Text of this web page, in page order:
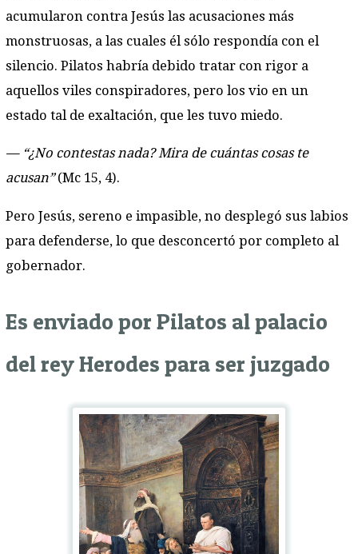
acumularon contra Jesús las acusaciones más
monstruosas, a las cuales él sólo respondía con el
silencio. Pilatos habría debido tratar con rigor a
aquellos viles conspiradores, pero los vio en un
estado tal de exaltación, que les tuvo miedo.
— “¿No contestas nada? Mira de cuántas cosas te
acusan”(Mc 15, 4).
Pero Jesús, sereno e impasible, no desplegó sus labios
para defenderse, lo que desconcertó por completo al
gobernador.
Es enviado por Pilatos al palacio
del rey Herodes para ser juzgado